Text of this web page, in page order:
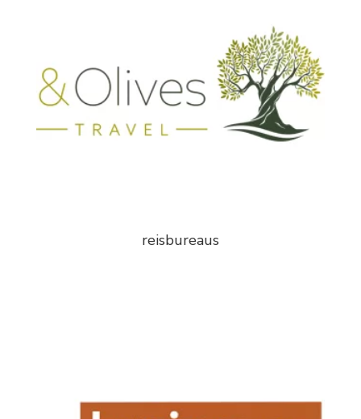
reisbureaus